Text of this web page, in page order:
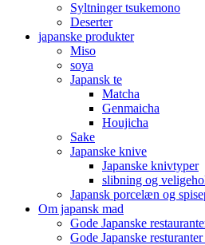
Syltninger tsukemono
Deserter
japanske produkter
Miso
soya
Japansk te
Matcha
Genmaicha
Houjicha
Sake
Japanske knive
Japanske knivtyper
slibning og
Japansk porcelæn og
Om japansk mad
Gode Japanske
Gode Japanske